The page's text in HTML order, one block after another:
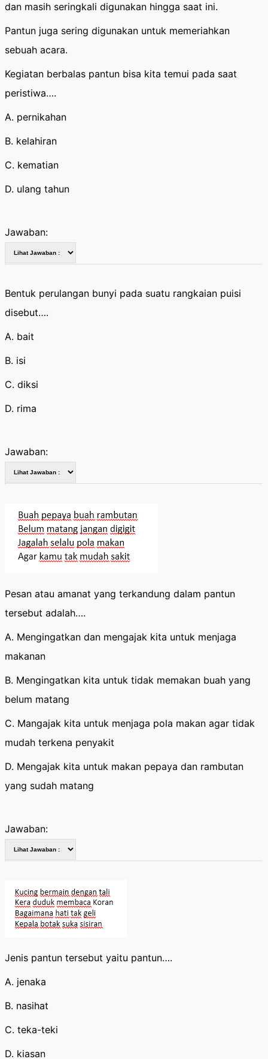
dan masih seringkali digunakan hingga saat ini.
Pantun juga sering digunakan untuk memeriahkan
sebuah acara.
Kegiatan berbalas pantun bisa kita temui pada saat
peristiwa….
A. pernikahan
B. kelahiran
C. kematian
D. ulang tahun
Jawaban:
Bentuk perulangan bunyi pada suatu rangkaian puisi
disebut….
A. bait
B. isi
C. diksi
D. rima
Jawaban:
Pesan atau amanat yang terkandung dalam pantun
tersebut adalah….
A. Mengingatkan dan mengajak kita untuk menjaga
makanan
B. Mengingatkan kita untuk tidak memakan buah yang
belum matang
C. Mangajak kita untuk menjaga pola makan agar tidak
mudah terkena penyakit
D. Mengajak kita untuk makan pepaya dan rambutan
yang sudah matang
Jawaban:
Jenis pantun tersebut yaitu pantun….
A. jenaka
B. nasihat
C. teka-teki
D. kiasan